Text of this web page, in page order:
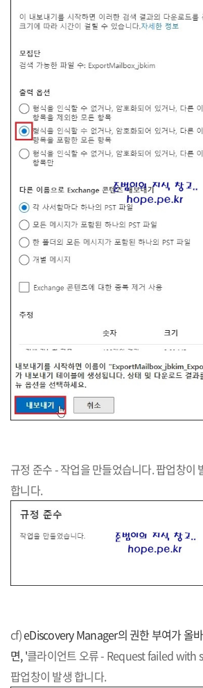
규정 준수 - 작업을 만들었습니다. 팝업창이
합니다.
cf)eDiscovery Manager의 권한 부여가 올
면,'클라이언트 오류 - Request failed with
팝업창이 발생 합니다.